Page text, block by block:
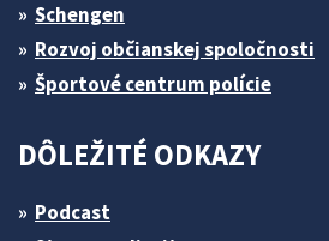
Schengen
Rozvoj občianskej spoločnosti
Športové centrum polície
DÔLEŽITÉ ODKAZY
Podcast